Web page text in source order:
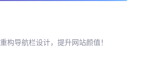
重构导航栏设计，提升网站颜值！